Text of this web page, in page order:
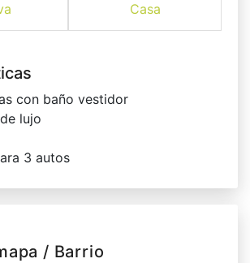
Casa
con baño vestidor
lujo
3 autos
/ Barrio